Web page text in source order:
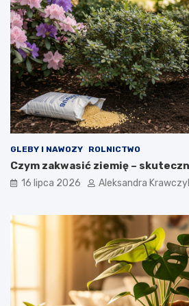
GLEBY I NAWOZY ROLNICTWO
Czym zakwasić ziemię –
16 lipca 2026 Aleksandra